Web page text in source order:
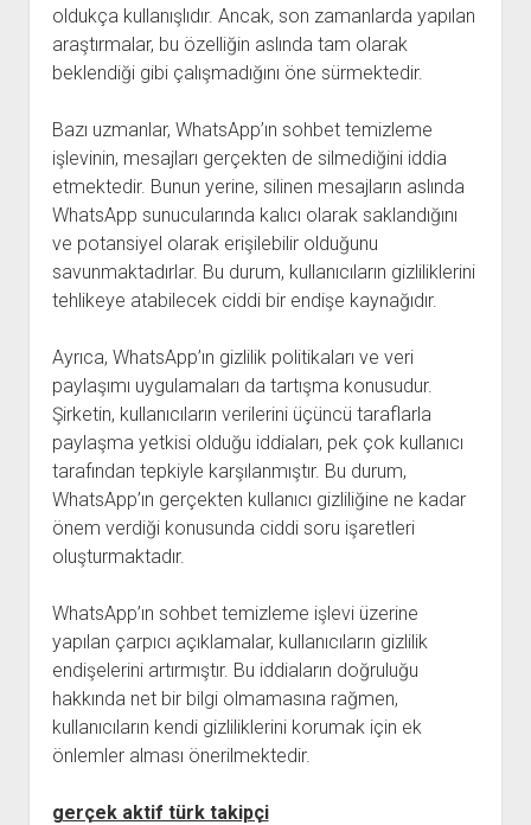
oldukça kullanışlıdır. Ancak, son zamanlarda yapılan
araştırmalar, bu özelliğin aslında tam olarak
beklendiği gibi çalışmadığını öne sürmektedir.
Bazı uzmanlar, WhatsApp’ın sohbet temizleme
işlevinin, mesajları gerçekten de silmediğini iddia
etmektedir. Bunun yerine, silinen mesajların aslında
WhatsApp sunucularında kalıcı olarak saklandığını
ve potansiyel olarak erişilebilir olduğunu
savunmaktadırlar. Bu durum, kullanıcıların gizliliklerini
tehlikeye atabilecek ciddi bir endişe kaynağıdır.
Ayrıca, WhatsApp’ın gizlilik politikaları ve veri
paylaşımı uygulamaları da tartışma konusudur.
Şirketin, kullanıcıların verilerini üçüncü taraflarla
paylaşma yetkisi olduğu iddiaları, pek çok kullanıcı
tarafından tepkiyle karşılanmıştır. Bu durum,
WhatsApp’ın gerçekten kullanıcı gizliliğine ne kadar
önem verdiği konusunda ciddi soru işaretleri
oluşturmaktadır.
WhatsApp’ın sohbet temizleme işlevi üzerine
yapılan çarpıcı açıklamalar, kullanıcıların gizlilik
endişelerini artırmıştır. Bu iddiaların doğruluğu
hakkında net bir bilgi olmamasına rağmen,
kullanıcıların kendi gizliliklerini korumak için ek
önlemler alması önerilmektedir.
gerçek aktif türk takipçi